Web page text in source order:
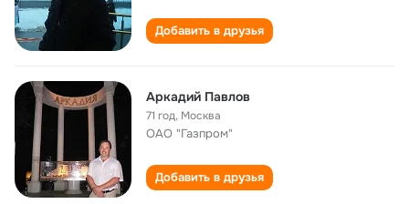
Добавить в друзья
Аркадий Павлов
71 год, Москва
OAO "Газпром"
Добавить в друзья